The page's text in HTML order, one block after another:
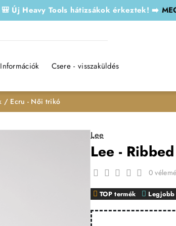
🎒 Új Heavy Tools hátizsákok érkeztek! ➡️
Információk Csere - visszaküldés
/ Ecru - Női trikó
Lee
Lee -
TOP termék
0